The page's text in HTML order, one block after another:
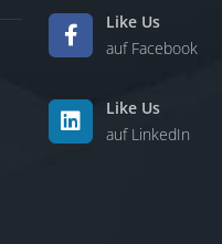
Like Us
auf Facebook
Like Us
auf LinkedIn